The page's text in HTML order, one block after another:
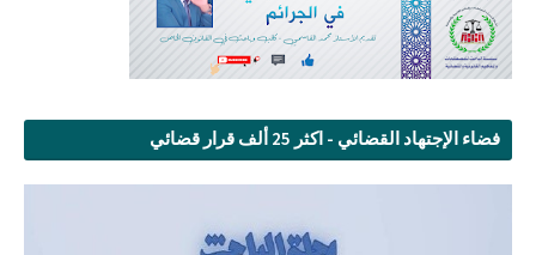
فضاء الإجتهاد القضائي - اكثر 25 ألف قرار قضائي